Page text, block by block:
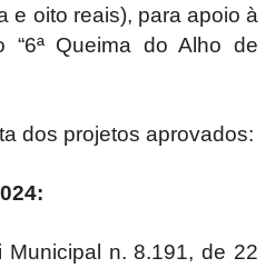
e oito reais), para apoio à
“6ª Queima do Alho de
dos projetos aprovados:
Municipal n. 8.191, de 22